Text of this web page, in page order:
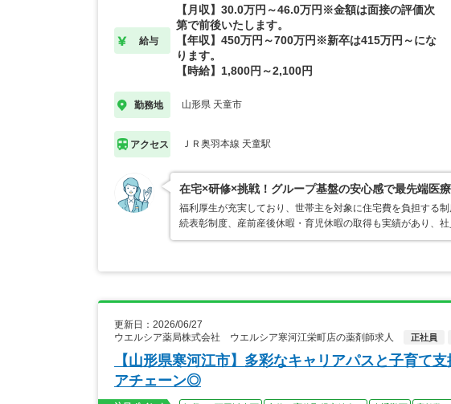
給与
【月収】30.0万円～46.0万円※金額は面接の評価次
第で前後いたします。
【年収】450万円～700万円※新卒は415万円～にな
ります。
【時給】1,800円～2,100円
勤務地 山形県 天童市
アクセス ＪＲ奥羽本線 天童駅
在宅×研修×挑戦！グループ基盤の安心感で最先端医
福利厚生が充実しており、世帯主を対象に住宅費を負担する
続表彰制度、産前産後休暇・育児休暇の取得も実績があり、
更新日：2026/06/27
ウエルシア薬局株式会社 ウエルシア寒河江栄町店の薬剤師求人
正社員
【山形県寒河江市】多彩なキャリアパスと子育て
アチェーン◎